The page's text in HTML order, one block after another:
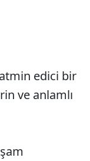
edici bir
ve anlamlı